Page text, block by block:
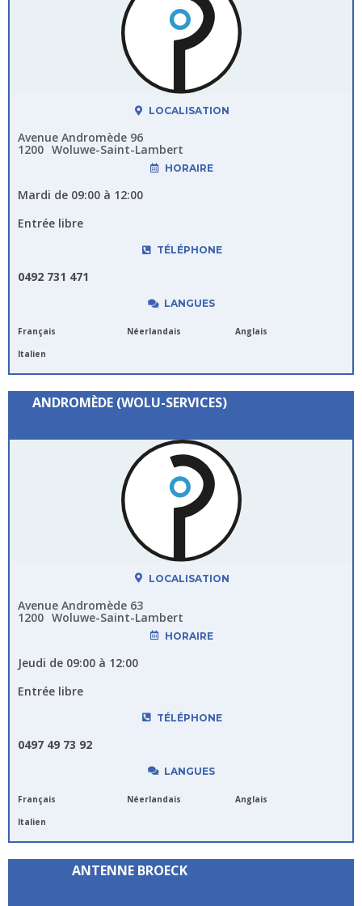
LOCALISATION
Avenue Andromède 96
1200 Woluwe-Saint-Lambert
HORAIRE
Mardi de 09:00 à 12:00
Entrée libre
TÉLÉPHONE
0492 731 471
LANGUES
Français Néerlandais
Anglais
Italien
ANDROMÈDE (WOLU-SERVICES)
LOCALISATION
Avenue Andromède 63
1200 Woluwe-Saint-Lambert
HORAIRE
Jeudi de 09:00 à 12:00
Entrée libre
TÉLÉPHONE
0497 49 73 92
LANGUES
Français Néerlandais
Anglais
Italien
ANTENNE BROECK